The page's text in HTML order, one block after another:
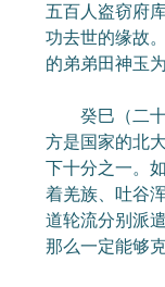
五百人盗窃府
功去世的缘故
的弟弟田神玉
癸巳（二十
方是国家的北
下十分之一。
着羌族、吐谷
道轮流分别派
那么一定能够